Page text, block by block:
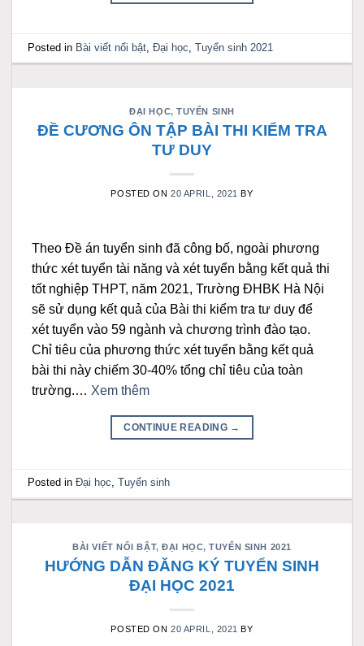
Posted in Bài viết nổi bật ,Đại học ,Tuyển sinh 2021
ĐẠI HỌC,TUYỂN SINH
ĐỀ CƯƠNG ÔN TẬP BÀI THI KIỂM TRA
TƯ DUY
POSTED ON20 APRIL, 2021 BY
Theo Đề án tuyển sinh đã công bố, ngoài phương
thức xét tuyển tài năng và xét tuyển bằng kết quả thi
tốt nghiệp THPT, năm 2021, Trường ĐHBK Hà Nội
sẽ sử dụng kết quả của Bài thi kiểm tra tư duy để
xét tuyển vào 59 ngành và chương trình đào tạo.
Chỉ tiêu của phương thức xét tuyển bằng kết quả
bài thi này chiếm 30-40% tổng chỉ tiêu của toàn
trường.… Xem thêm
CONTINUE READING →
Posted inĐại học,Tuyển sinh
BÀI VIẾT NỔI BẬT,ĐẠI HỌC,TUYỂN SINH 2021
HƯỚNG DẪN ĐĂNG KÝ TUYỂN SINH
ĐẠI HỌC 2021
POSTED ON20 APRIL, 2021 BY